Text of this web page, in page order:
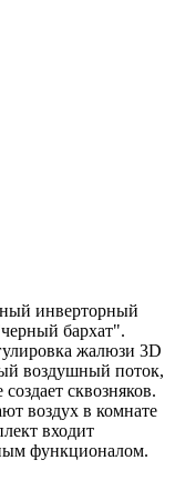
инверторный
бархат".
жалюзи 3D
воздушный поток,
сквозняков.
воздух в комнате
входит
функционалом.